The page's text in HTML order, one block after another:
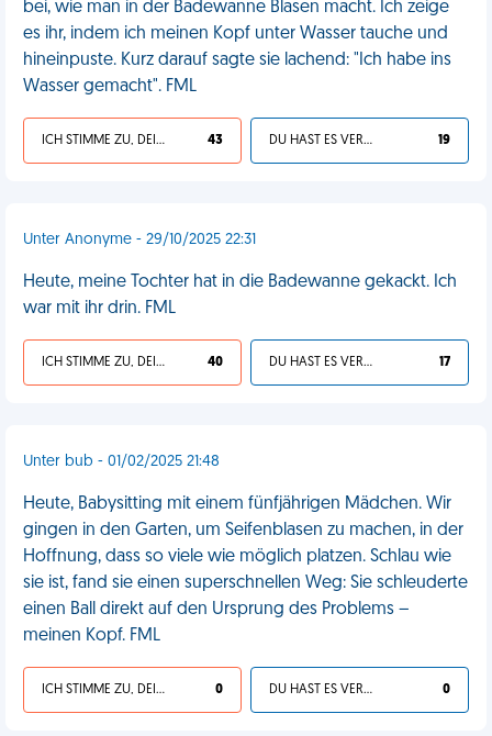
bei, wie man in der Badewanne Blasen macht. Ich zeige
es ihr, indem ich meinen Kopf unter Wasser tauche und
hineinpuste. Kurz darauf sagte sie lachend: "Ich habe ins
Wasser gemacht". FML
ICH STIMME ZU, DEIN LEBEN IST SCHEISSE 43 DU HAST ES VERDIENT 19
Unter Anonyme - 29/10/2025 22:31
Heute, meine Tochter hat in die Badewanne gekackt. Ich
war mit ihr drin. FML
ICH STIMME ZU, DEIN LEBEN IST SCHEISSE 40 DU HAST ES VERDIENT 17
Unter bub - 01/02/2025 21:48
Heute, Babysitting mit einem fünfjährigen Mädchen. Wir
gingen in den Garten, um Seifenblasen zu machen, in der
Hoffnung, dass so viele wie möglich platzen. Schlau wie
sie ist, fand sie einen superschnellen Weg: Sie schleuderte
einen Ball direkt auf den Ursprung des Problems –
meinen Kopf. FML
ICH STIMME ZU, DEIN LEBEN IST SCHEISSE 0 DU HAST ES VERDIENT 0